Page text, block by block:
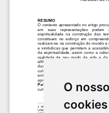
O
cookies